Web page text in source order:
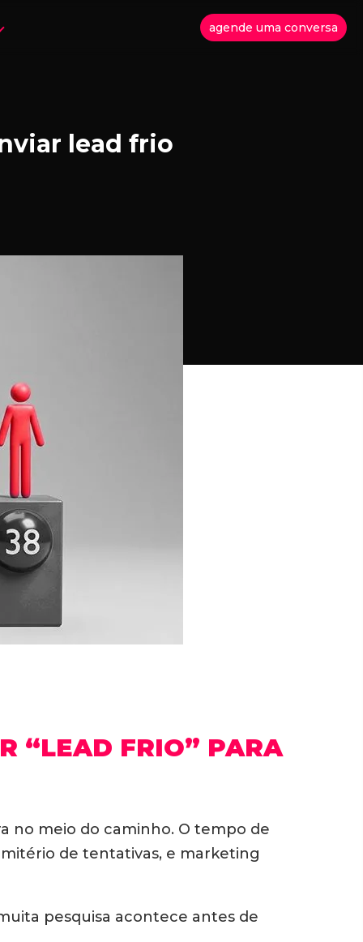
agende uma conversa
lead frio
“LEAD FRIO” PARA
no meio do caminho. O tempo de
de tentativas, e marketing
pesquisa acontece antes de